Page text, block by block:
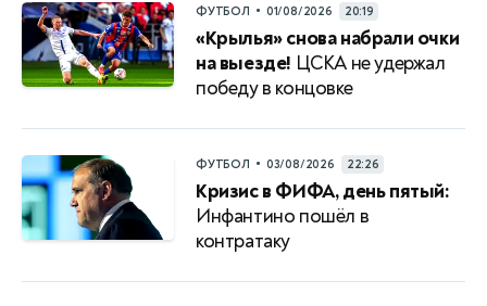
ФУТБОЛ • 01/08/2026 20:19
«Крылья» снова набрали очки
на выезде! ЦСКА не удержал
победу в концовке
ФУТБОЛ • 03/08/2026 22:26
Кризис в ФИФА, день пятый:
Инфантино пошёл в
контратаку